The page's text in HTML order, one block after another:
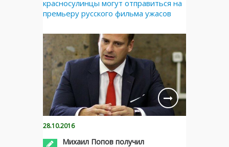
красносулинцы могут отправиться на
премьеру русского фильма ужасов
28.10.2016
Михаил Попов получил